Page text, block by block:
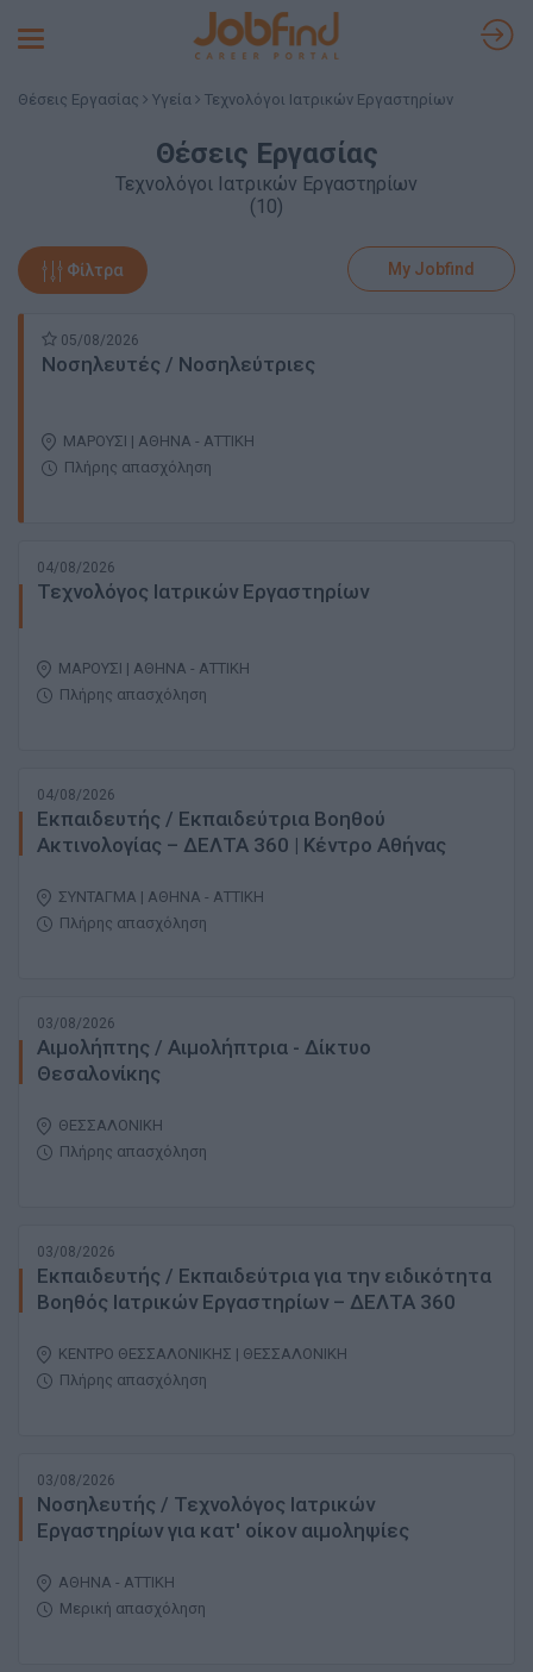
Toggle
Θέσεις Εργασίας Υγεία Τεχνολόγοι Ιατρικών Εργαστηρίων
Θέσεις Εργασίας
Τεχνολόγοι Ιατρικών Εργαστηρίων
(10)
Φίλτρα My Jobfind
05/08/2026
Νοσηλευτές / Νοσηλεύτριες
ΜΑΡΟΥΣΙ | ΑΘΗΝΑ - ΑΤΤΙΚΗ
Πλήρης απασχόληση
04/08/2026
Τεχνολόγος Ιατρικών Εργαστηρίων
ΜΑΡΟΥΣΙ | ΑΘΗΝΑ - ΑΤΤΙΚΗ
Πλήρης απασχόληση
04/08/2026
Εκπαιδευτής / Εκπαιδεύτρια Βοηθού
Ακτινολογίας – ΔΕΛΤΑ 360 | Κέντρο Αθήνας
ΣΥΝΤΑΓΜΑ | ΑΘΗΝΑ - ΑΤΤΙΚΗ
Πλήρης απασχόληση
03/08/2026
Αιμολήπτης / Αιμολήπτρια - Δίκτυο
Θεσαλονίκης
ΘΕΣΣΑΛΟΝΙΚΗ
Πλήρης απασχόληση
03/08/2026
Εκπαιδευτής / Εκπαιδεύτρια για την ειδικότητα
Βοηθός Ιατρικών Εργαστηρίων – ΔΕΛΤΑ 360
ΚΕΝΤΡΟ ΘΕΣΣΑΛΟΝΙΚΗΣ | ΘΕΣΣΑΛΟΝΙΚΗ
Πλήρης απασχόληση
03/08/2026
Νοσηλευτής / Τεχνολόγος Ιατρικών
Εργαστηρίων για κατ' οίκον αιμοληψίες
ΑΘΗΝΑ - ΑΤΤΙΚΗ
Μερική απασχόληση